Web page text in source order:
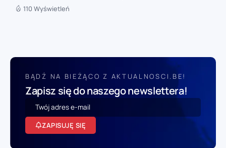
110 Wyświetleń
BĄDŹ NA BIEŻĄCO Z AKTUALNOSCI.BE!
Zapisz się do naszego newslettera!
ZAPISUJĘ SIĘ